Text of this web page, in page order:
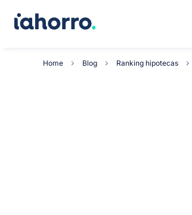
Home Blog Ranking hipotecas